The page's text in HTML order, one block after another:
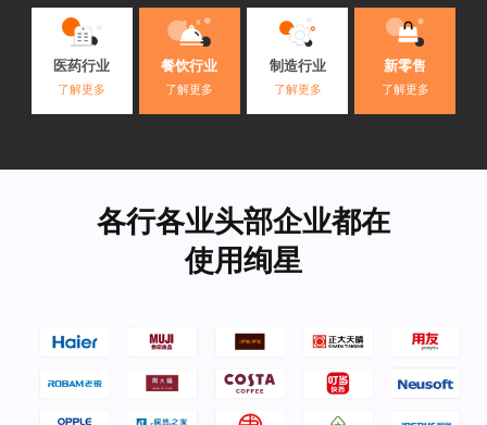
医药行业
了解更多
餐饮行业
了解更多
制造行业
了解更多
新零售
了解更多
各行各业头部企业都在
使用绚星